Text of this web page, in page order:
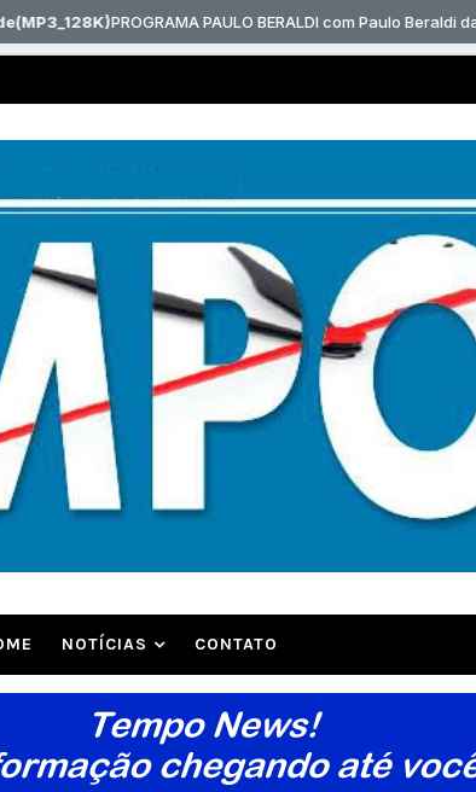
NOTÍCIAS CONTATO